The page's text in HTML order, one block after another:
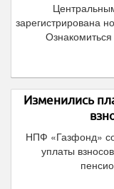
зарегистрирована
Изменились
НПФ «Газфонд»
уплаты